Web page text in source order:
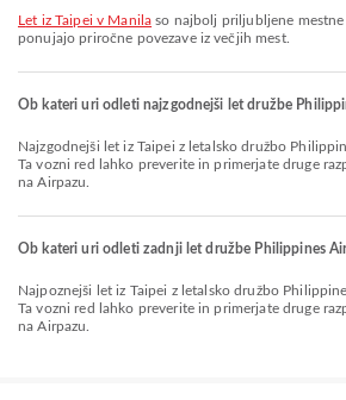
let iz Taipei v Manila so najbolj priljubljene
ponujajo priročne povezave iz večjih mest.
Ob kateri uri odleti najzgodnejši let družbe
Najzgodnejši let iz Taipei z letalsko družbo Philippines AirAsia odleti ob 01:25.
Ta vozni red lahko preverite in primerjate druge
na Airpazu.
Ob kateri uri odleti zadnji let družbe Philippines
Najpoznejši let iz Taipei z letalsko družbo Philippines AirAsia odleti ob 21:55.
Ta vozni red lahko preverite in primerjate druge
na Airpazu.